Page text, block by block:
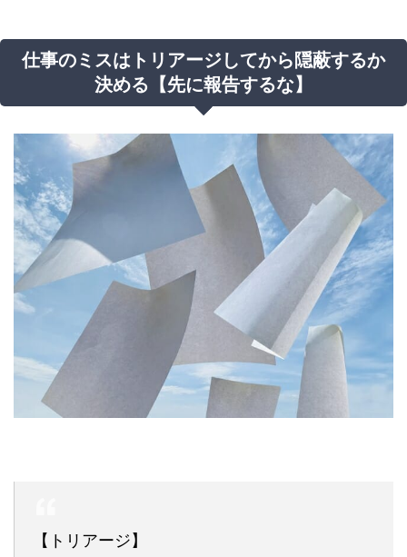
仕事のミスはトリアージしてから隠蔽するか
決める【先に報告するな】
【トリアージ】